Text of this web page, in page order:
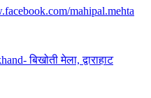
mahipal.mehta
बिखोती मेला, द्वाराहाट